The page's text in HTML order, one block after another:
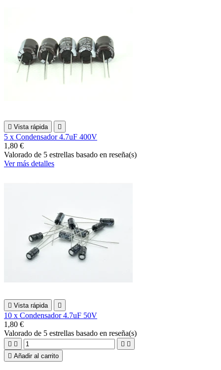
 Vista rápida 
5 x Condensador 4.7uF 400V
1,80 €
Valorado de 5 estrellas basado en reseña(s)
Ver más detalles
 Vista rápida 
10 x Condensador 4.7uF 50V
1,80 €
Valorado de 5 estrellas basado en reseña(s)
   
 Añadir al carrito